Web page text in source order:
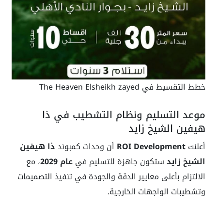
خطط التقسيط في The Heaven Elsheikh zayed
موعد التسليم ونظام التشطيب في ذا
هيفين الشيخ زايد
أعلنتROI Development أن وحدات كمبوندذا هيفين
الشيخ زايدستكون جاهزة للتسليم فيعام 2029
، مع
الالتزام بأعلى معايير الدقة والجودة في تنفيذ التصميمات
وتشطيبات الواجهات الخارجية.